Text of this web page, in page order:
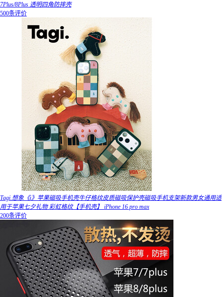
7Plus/8Plus 透明四角防摔壳
500条评价
Tagi.想象《i》苹果磁吸手机壳牛仔格纹皮质磁吸保护壳磁吸手机支架新款男女通用适
用于苹果七夕礼物 彩虹格纹【手机壳】 iPhone 16 pro max
200条评价